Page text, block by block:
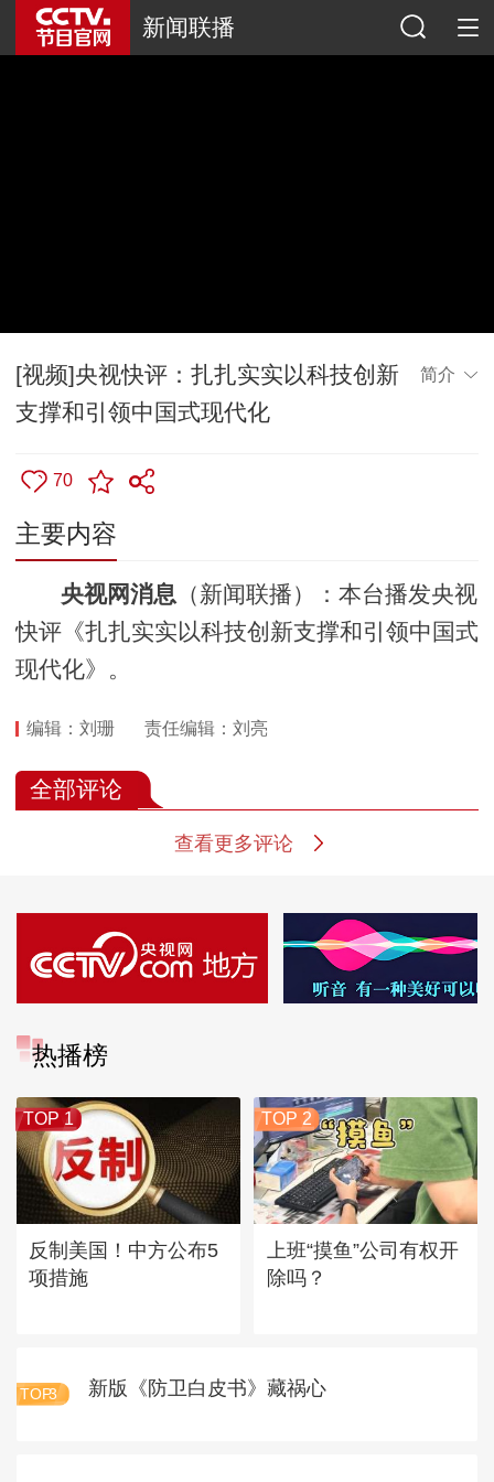
新闻联播
[视频]央视快评：扎扎实实以科技创新
支撑和引领中国式现代化
简介
70
主要内容
央视网消息 （新闻联播）：本台播发央视
快评《扎扎实实以科技创新支撑和引领中国式
现代化》。
编辑：刘珊 责任编辑：刘亮
全部评论
查看更多评论
热播榜
TOP 1
反制美国！中方公布5
项措施
TOP 2
上班“摸鱼”公司有权开
除吗？
TOP3 新版《防卫白皮书》藏祸心